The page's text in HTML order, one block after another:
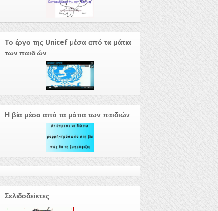
Το έργο της Unicef μέσα από τα μάτια
των παιδιών
Η βία μέσα από τα μάτια των παιδιών
Σελιδοδείκτες